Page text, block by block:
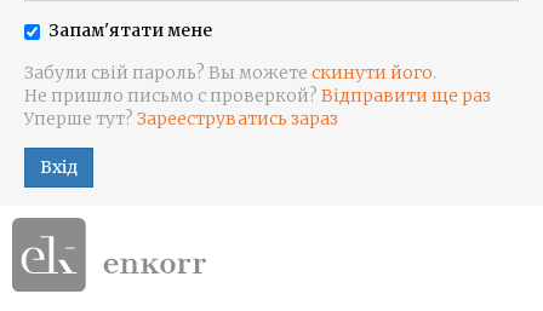
Запам'ятати мене
Забули свій пароль? Вы можете скинути його.
Не пришло письмо с проверкой? Відправити ще раз
Уперше тут? Зарееструватись зараз
Вхід